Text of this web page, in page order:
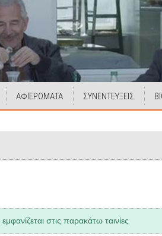
ΑΦΙΕΡΩΜΑΤΑ ΣΥΝΕΝΤΕΥΞΕΙΣ
εμφανίζεται στις παρακάτω ταινίες